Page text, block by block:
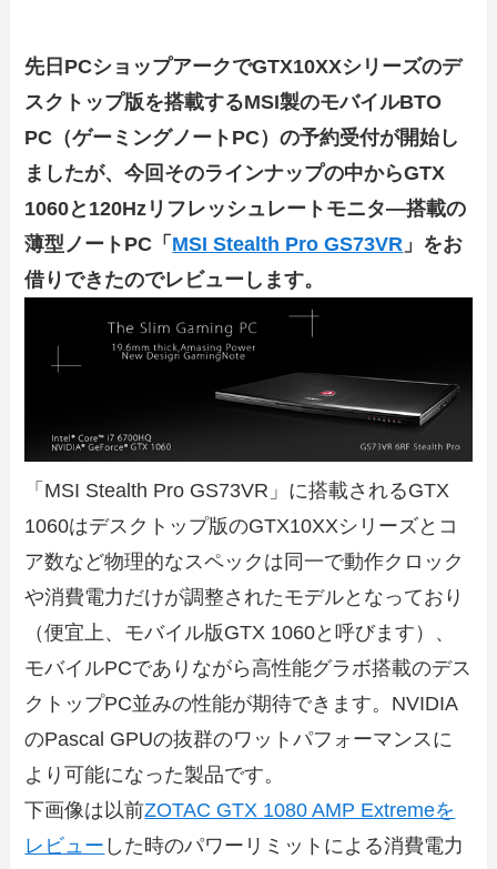
先日PCショップアークでGTX10XXシリーズのデ
スクトップ版を搭載するMSI製のモバイルBTO
PC（ゲーミングノートPC）の予約受付が開始し
ましたが、今回そのラインナップの中からGTX
1060と120Hzリフレッシュレートモニタ―搭載の
薄型ノートPC「 MSI Stealth Pro GS73VR 」をお
借りできたのでレビューします。
「MSI Stealth Pro GS73VR」に搭載されるGTX
1060はデスクトップ版のGTX10XXシリーズとコ
ア数など物理的なスペックは同一で動作クロック
や消費電力だけが調整されたモデルとなっており
（便宜上、モバイル版GTX 1060と呼びます）、
モバイルPCでありながら高性能グラボ搭載のデス
クトップPC並みの性能が期待できます。NVIDIA
のPascal GPUの抜群のワットパフォーマンスに
より可能になった製品です。
下画像は以前ZOTAC GTX 1080 AMP Extremeを
レビュー した時のパワーリミットによる消費電力